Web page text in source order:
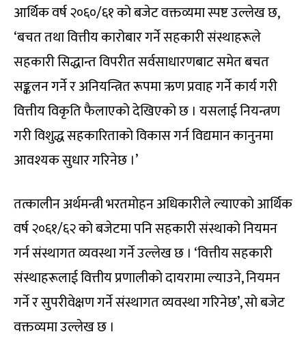
आर्थिक वर्ष २०६०/६१ को बजेट वक्तव्यमा स्पष्ट उल्लेख छ,
‘बचत तथा वित्तीय कारोबार गर्ने सहकारी संस्थाहरूले
सहकारी सिद्धान्त विपरीत सर्वसाधारणबाट समेत बचत
सङ्कलन गर्ने र अनियन्त्रित रूपमा ऋण प्रवाह गर्ने कार्य गरी
वित्तीय विकृति फैलाएको देखिएको छ । यसलाई नियन्त्रण
गरी विशुद्ध सहकारिताको विकास गर्न विद्यमान कानुनमा
आवश्यक सुधार गरिनेछ ।’
तत्कालीन अर्थमन्त्री भरतमोहन अधिकारीले ल्याएको आर्थिक
वर्ष २०६१/६२ को बजेटमा पनि सहकारी संस्थाको नियमन
गर्न संस्थागत व्यवस्था गर्ने उल्लेख छ । ‘वित्तीय सहकारी
संस्थाहरूलाई वित्तीय प्रणालीको दायरामा ल्याउने, नियमन
गर्ने र सुपरीवेक्षण गर्ने संस्थागत व्यवस्था गरिनेछ’, सो बजेट
वक्तव्यमा उल्लेख छ ।